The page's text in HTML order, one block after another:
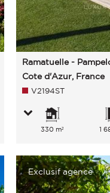
Ramatuelle -
Cote d'Azur, France
V2194ST
330 m² 1
Exclusif agence